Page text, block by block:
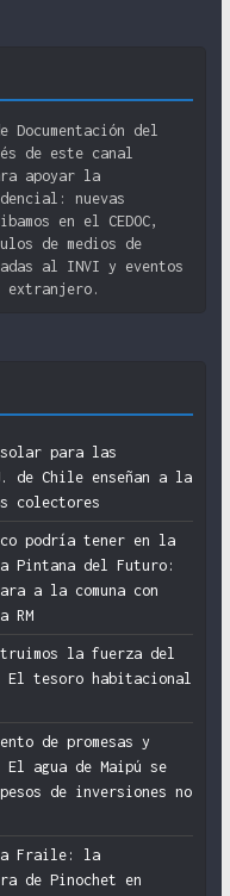
del
de este canal
apoyar la
nuevas
en el CEDOC,
de medios de
al INVI y eventos
extranjero.
para las
de Chile enseñan a la
colectores
podría tener en la
Pintana del Futuro:
a la comuna con
RM
la fuerza del
El tesoro habitacional
de promesas y
El agua de Maipú se
de inversiones no
Fraile: la
de Pinochet en